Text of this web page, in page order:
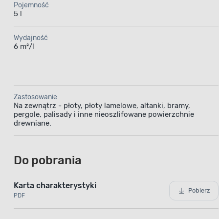
do
od
do
Pojemność
5 l
Wydajność
6 m²/l
Zastosowanie
Na zewnątrz - płoty, płoty lamelowe, altanki, bramy,
pergole, palisady i inne nieoszlifowane powierzchnie
drewniane.
Do pobrania
Karta charakterystyki
PDF
Pobierz